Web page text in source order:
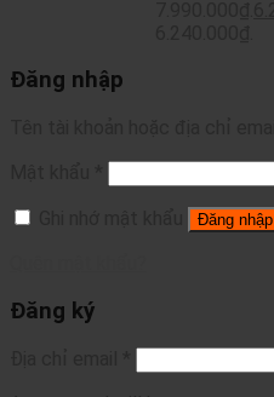
Đăng nhập
Đăng nhập
Đăng ký